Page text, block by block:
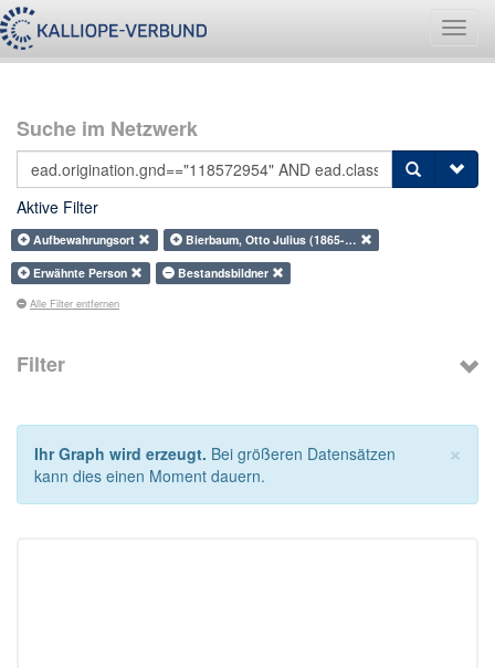
Suche im Netzwerk
Aktive Filter
Aufbewahrungsort
Bierbaum, Otto Julius (1865-…
Erwähnte Person
Bestandsbildner
Alle Filter entfernen
Filter
×
Ihr Graph wird erzeugt. Bei größeren Datensätzen
kann dies einen Moment dauern.